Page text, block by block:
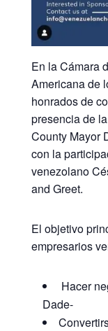
En la Cámara
Americana de
honrados de
presencia de
County Mayor
con la
venezolano
and Greet.
El objetivo
empresarios
Hacer
Dade-